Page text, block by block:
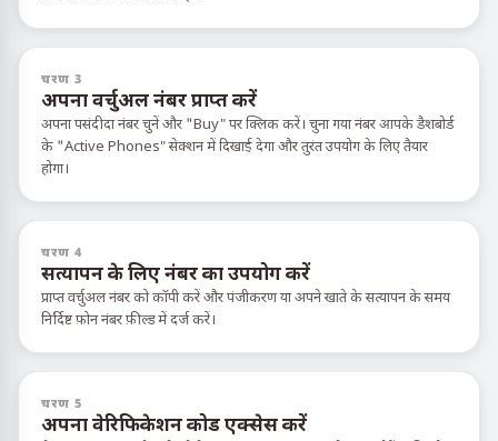
चरण 3
अपना वर्चुअल नंबर प्राप्त करें
अपना पसंदीदा नंबर चुनें और "Buy" पर क्लिक करें। चुना गया नंबर आपके डैशबोर्ड
के "Active Phones" सेक्शन में दिखाई देगा और तुरंत उपयोग के लिए तैयार
होगा।
चरण 4
सत्यापन के लिए नंबर का उपयोग करें
प्राप्त वर्चुअल नंबर को कॉपी करें और पंजीकरण या अपने खाते के सत्यापन के समय
निर्दिष्ट फ़ोन नंबर फ़ील्ड में दर्ज करें।
चरण 5
अपना वेरिफिकेशन कोड एक्सेस करें